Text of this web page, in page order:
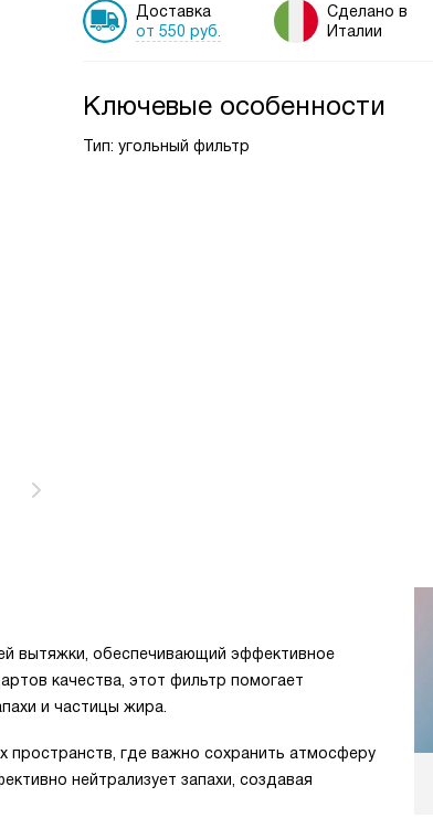
Доставка
от 550 руб.
Сделано в
Италии
Ключевые особенности
Тип: угольный фильтр
вытяжки, обеспечивающий эффективное
качества, этот фильтр помогает
и частицы жира.
пространств, где важно сохранить атмосферу
нейтрализует запахи, создавая